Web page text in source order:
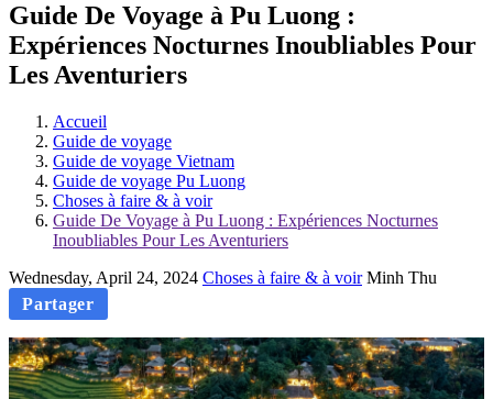
Guide De Voyage à Pu Luong :
Expériences Nocturnes Inoubliables Pour
Les Aventuriers
Accueil
Guide de voyage
Guide de voyage Vietnam
Guide de voyage Pu Luong
Choses à faire & à voir
Guide De Voyage à Pu Luong : Expériences Nocturnes
Inoubliables Pour Les Aventuriers
Wednesday, April 24, 2024 Choses à faire & à voir Minh Thu
Partager